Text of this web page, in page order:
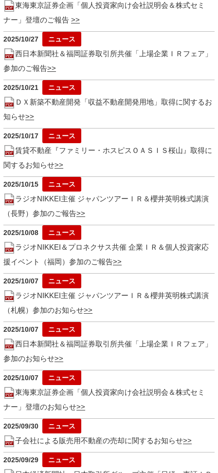
東海東京証券企画「個人投資家向け会社説明会＆株式セミ
ナー」登壇のご報告
2025/10/27
西日本新聞社＆福岡証券取引所共催「上場企業ＩＲフェア」
参加のご報告
2025/10/21
ＤＸ新築不動産開発「収益不動産開発用地」取得に関するお
知らせ
2025/10/17
賃貸不動産『ファミリー・ホスピスＯＡＳＩＳ桜山』取得に
関するお知らせ
2025/10/15
ラジオNIKKEI主催 ジャパンツアーＩＲ＆櫻井英明株式講演
（長野）参加のご報告
2025/10/08
ラジオNIKKEI＆プロネクサス共催 企業ＩＲ＆個人投資家応
援イベント（福岡）参加のご報告
2025/10/07
ラジオNIKKEI主催 ジャパンツアーＩＲ＆櫻井英明株式講演
（札幌）参加のお知らせ
2025/10/07
西日本新聞社＆福岡証券取引所共催「上場企業ＩＲフェア」
参加のお知らせ
2025/10/07
東海東京証券企画「個人投資家向け会社説明会＆株式セミ
ナー」登壇のお知らせ
2025/09/30
子会社による販売用不動産の売却に関するお知らせ
2025/09/29